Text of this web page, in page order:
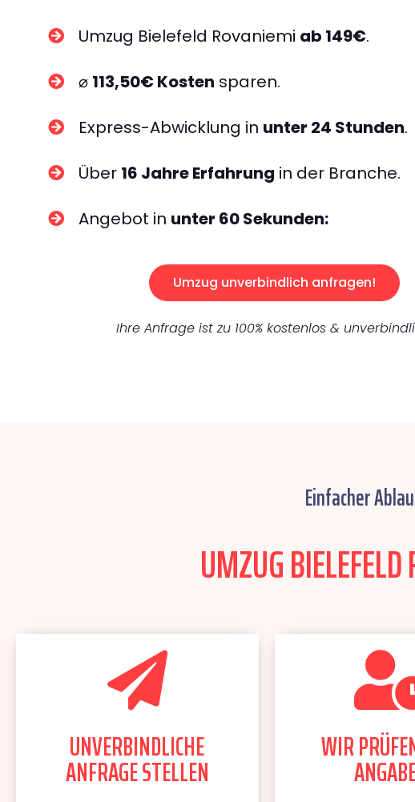
Umzug Bielefeld Rovaniemi ab 149€.
⌀ 113,50€ Kosten sparen.
Express-Abwicklung in unter 24 Stunden.
Über 16 Jahre Erfahrung in der Branche.
Angebot in unter 60 Sekunden:
Umzug unverbindlich anfragen!
Ihre Anfrage ist zu 100% kostenlos &
Einfacher
UMZUG
UNVERBINDLICHE
ANFRAGE STELLEN
WIR